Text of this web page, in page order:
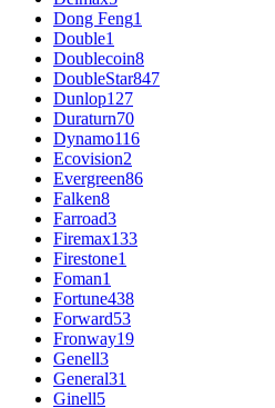
Dong Feng1
Double1
Doublecoin8
DoubleStar847
Dunlop127
Duraturn70
Dynamo116
Ecovision2
Evergreen86
Falken8
Farroad3
Firemax133
Firestone1
Foman1
Fortune438
Forward53
Fronway19
Genell3
General31
Ginell5